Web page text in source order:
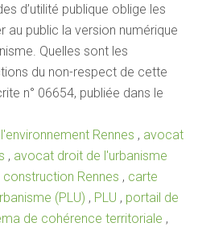
d’utilité publique oblige les
public la version numérique
Quelles sont les
du non-respect de cette
n° 06654, publiée dans le
Rennes , avocat
, avocat droit de l'urbanisme
Rennes , carte
(PLU) , PLU , portail de
de cohérence territoriale ,